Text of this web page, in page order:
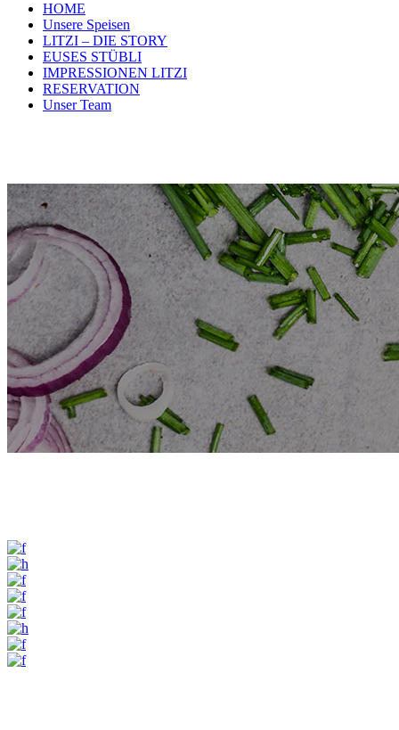
HOME
Unsere Speisen
LITZI – DIE STORY
EUSES STÜBLI
IMPRESSIONEN LITZI
RESERVATION
Unser Team